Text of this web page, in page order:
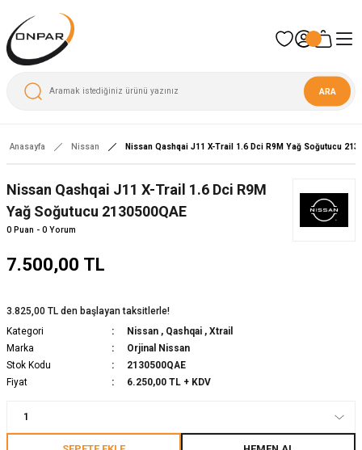
ARA
Anasayfa Nissan Nissan Qashqai J11 X-Trail 1.6 Dci R9M Yağ Soğutucu
Nissan Qashqai J11 X-Trail 1.6 Dci R9M
Yağ Soğutucu 2130500QAE
0 Puan - 0 Yorum
7.500,00 TL
3.825,00 TL den başlayan taksitlerle!
Kategori
Nissan , Qashqai , Xtrail
Marka
Orjinal Nissan
Stok Kodu
2130500QAE
Fiyat
6.250,00 TL + KDV